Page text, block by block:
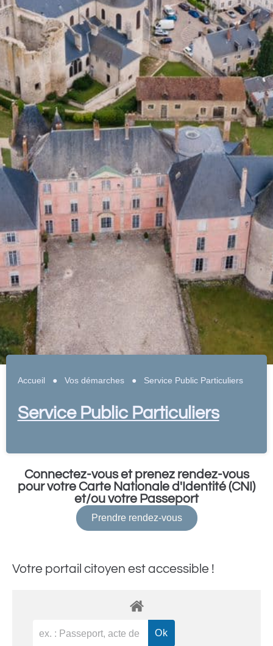
Accueil ● Vos démarches● Service Public Particuliers
Service Public Particuliers
Connectez-vous et prenez rendez-vous
pour votre Carte Nationale d'Identité (CNI)
et/ou votre Passeport
Prendre rendez-vous
Votre portail citoyen est accessible !